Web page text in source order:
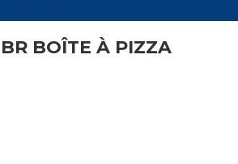
BOÎTE À PIZZA